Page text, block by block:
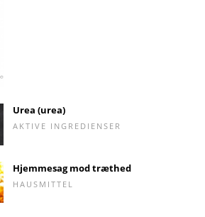
Urea (urea)
AKTIVE INGREDIENSER
Hjemmesag mod træthed
HAUSMITTEL